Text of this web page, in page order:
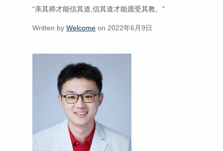
“亲其师才能信其道,信其道才能愿受其教。”
Written by Welcome on 2022年6月9日